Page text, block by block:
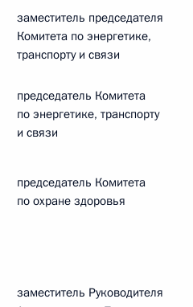
заместитель председателя
Комитета по энергетике,
транспорту и связи
председатель Комитета
по энергетике, транспорту
и связи
председатель Комитета
по охране здоровья
заместитель Руководителя